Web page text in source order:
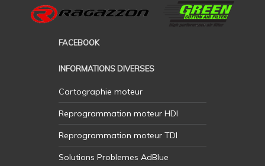
FACEBOOK
INFORMATIONS DIVERSES
Cartographie moteur
Reprogrammation moteur HDI
Reprogrammation moteur TDI
Solutions Problemes AdBlue